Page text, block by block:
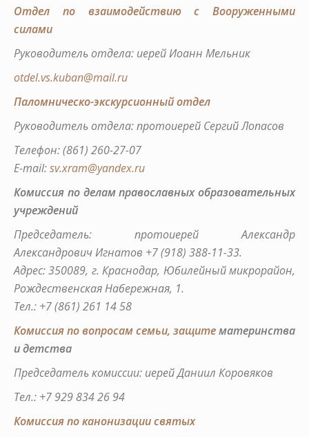
Отдел по взаимодействию с Вооруженными
силами
Руководитель отдела: иерей Иоанн Мельник
otdel.vs.kuban@mail.ru
Паломническо-экскурсионный отдел
Руководитель отдела: протоиерей Сергий Лопасов
Телефон: (861) 260-27-07
E-mail:sv.xram@yandex.ru
Комиссия по делам православных образовательных
учреждений
Председатель: протоиерей Александр
Александрович Игнатов +7 (918) 388-11-33.
Адрес: 350089, г. Краснодар, Юбилейный микрорайон,
Рождественская Набережная, 1.
Тел.: +7 (861) 261 14 58
Комиссия по вопросам семьи, защитематеринства
и детства
Председатель комиссии: иерей Даниил Коровяков
Тел.: +7 929 834 26 94
Комиссия по канонизации святых